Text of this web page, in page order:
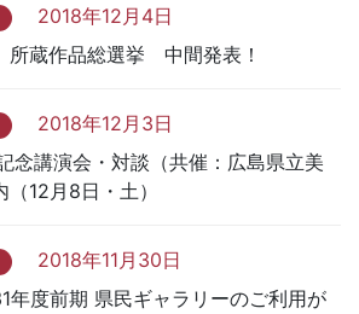
2018年12月4日
所蔵作品総選挙 中間発表！
2018年12月3日
講演会・対談（共催：広島県立美
12月8日・土）
2018年11月30日
年度前期 県民ギャラリーのご利用が